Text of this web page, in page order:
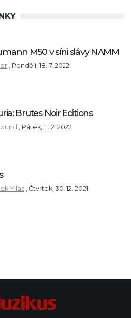
M50 v síni slávy NAMM
Pondělí, 18. 7. 2022
Brutes Noir Editions
Pátek, 11. 2. 2022
Yllas Čtvrtek, 30. 12. 2021